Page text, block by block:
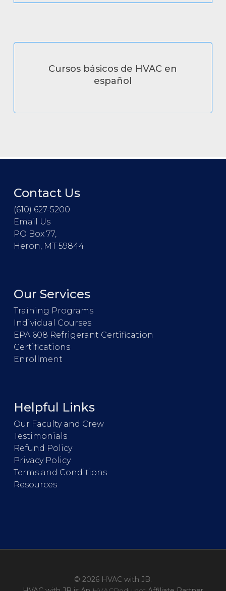
Cursos básicos de HVAC en
español
Contact Us
(610) 627-5200
Email Us
PO Box 77,
Heron, MT 59844
Our Services
Training Programs
Individual Courses
EPA 608 Refrigerant Certification
Certifications
Enrollment
Helpful Links
Our Faculty and Crew
Testimonials
Refund Policy
Privacy Policy
Terms and Conditions
Resources
© 2026 HVAC with JB.